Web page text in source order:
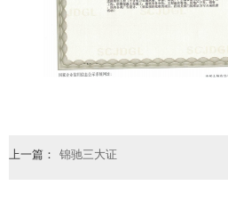
上一篇： 锦驰三大证